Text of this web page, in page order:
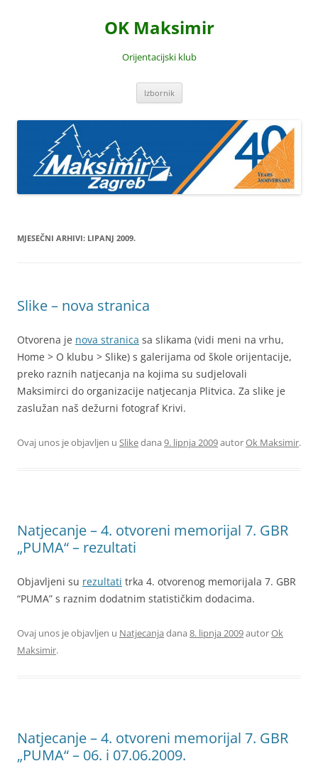
OK Maksimir
Orijentacijski klub
Izbornik
MJESEČNI ARHIVI: LIPANJ 2009.
Slike – nova stranica
Otvorena je nova stranica sa slikama (vidi meni na vrhu,
Home > O klubu > Slike) s galerijama od škole orijentacije,
preko raznih natjecanja na kojima su sudjelovali
Maksimirci do organizacije natjecanja Plitvica. Za slike je
zaslužan naš dežurni fotograf Krivi.
Ovaj unos je objavljen u Slikedana 9. lipnja 2009autorOk Maksimir.
Natjecanje – 4. otvoreni memorijal 7. GBR
„PUMA“ – rezultati
Objavljeni su rezultati trka 4. otvorenog memorijala 7. GBR
“PUMA” s raznim dodatnim statističkim dodacima.
Ovaj unos je objavljen u Natjecanja dana 8. lipnja 2009autorOk
Maksimir.
Natjecanje – 4. otvoreni memorijal 7. GBR
„PUMA“ – 06. i 07.06.2009.